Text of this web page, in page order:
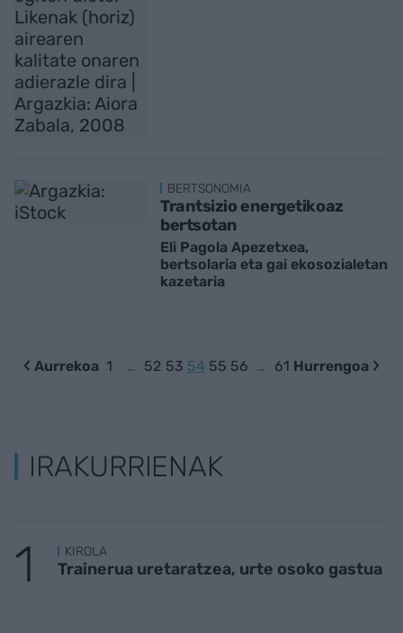
BERTSONOMIA
Trantsizio energetikoaz
bertsotan
Eli Pagola Apezetxea,
bertsolaria eta gai ekosozialetan
kazetaria
Aurrekoa 1 … 52 53 54 55 56 … 61 Hurrengoa
IRAKURRIENAK
KIROLA
Trainerua uretaratzea, urte osoko gastua